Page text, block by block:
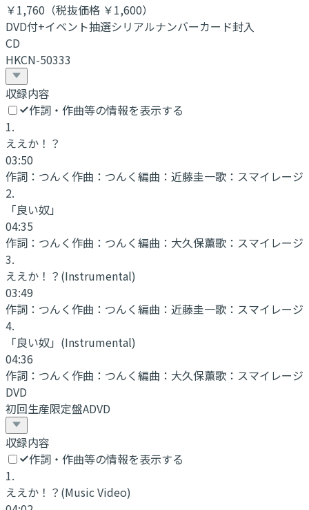
￥1,760 （税抜価格 ￥1,600）
DVD付+イベント抽選シリアルナンバーカード封入
CD
HKCN-50333
収録内容
作詞・作曲等の情報を表示する
1.
ええか！？
03:50
作詞： つんく 作曲： つんく 編曲： 近藤圭一歌： スマイレージ
2.
「良い奴」
04:35
作詞： つんく 作曲： つんく 編曲： 大久保薫歌： スマイレージ
3.
ええか！？ (Instrumental)
03:49
作詞： つんく 作曲： つんく 編曲： 近藤圭一歌： スマイレージ
4.
「良い奴」 (Instrumental)
04:36
作詞： つんく 作曲： つんく 編曲： 大久保薫歌： スマイレージ
DVD
初回生産限定盤ADVD
収録内容
作詞・作曲等の情報を表示する
1.
ええか！？ (Music Video)